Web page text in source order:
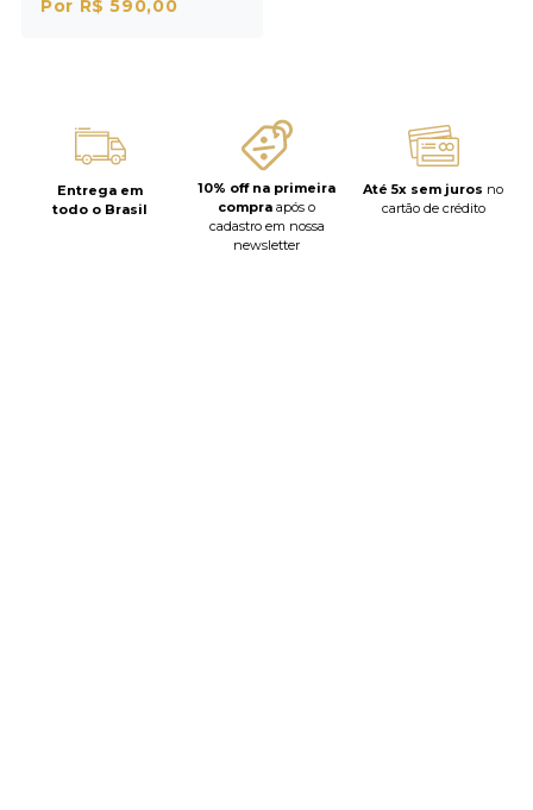
Por R$ 590,00
Entrega em
todo o Brasil
10% off na primeira
compra após o
cadastro em nossa
newsletter
Até 5x sem juros no
cartão de crédito